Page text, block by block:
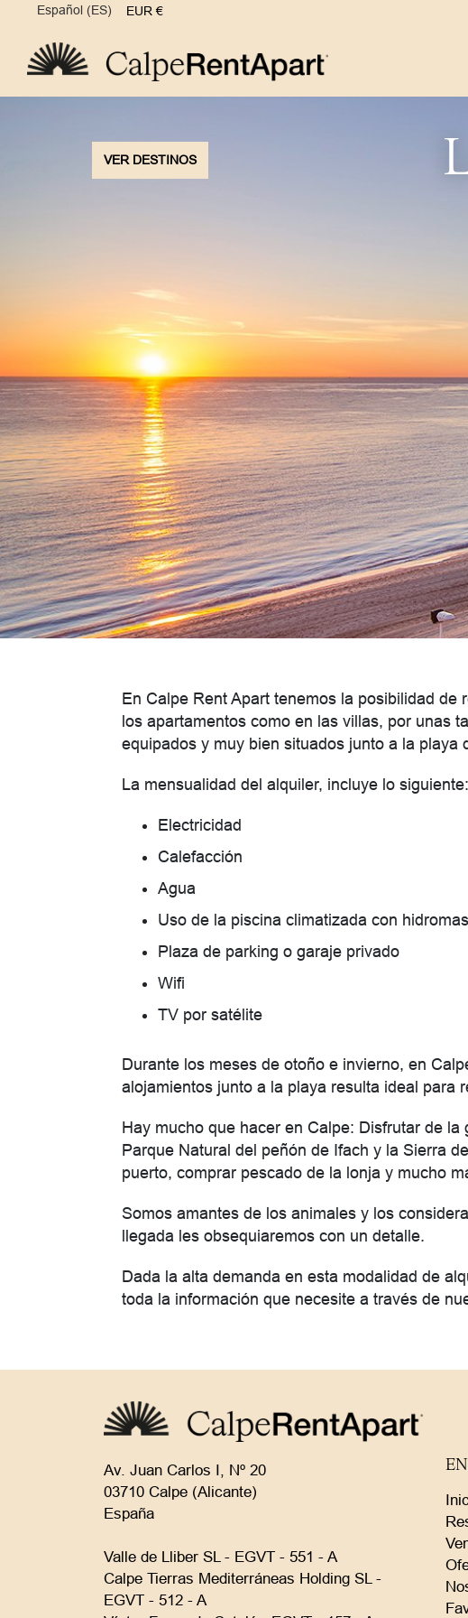
Español (ES) EUR €
VER DESTINOS
En Calpe Rent Apart tenemos la posibilidad
los apartamentos como en las villas, por unas
equipados y muy bien situados junto a la playa
La mensualidad del alquiler, incluye lo siguiente:
Electricidad
Calefacción
Agua
Uso de la piscina climatizada con
Plaza de parking o garaje privado
Wifi
TV por satélite
Durante los meses de otoño e invierno, en
alojamientos junto a la playa resulta ideal para
Hay mucho que hacer en Calpe: Disfrutar de
Parque Natural del peñón de Ifach y la Sierra
puerto, comprar pescado de la lonja y mucho
Somos amantes de los animales y los
llegada les obsequiaremos con un detalle.
Dada la alta demanda en esta modalidad de
toda la información que necesite a través de
Av. Juan Carlos I, Nº 20
03710 Calpe (Alicante)
España
Valle de Lliber SL - EGVT - 551 - A
Calpe Tierras Mediterráneas Holding SL -
EGVT - 512 - A